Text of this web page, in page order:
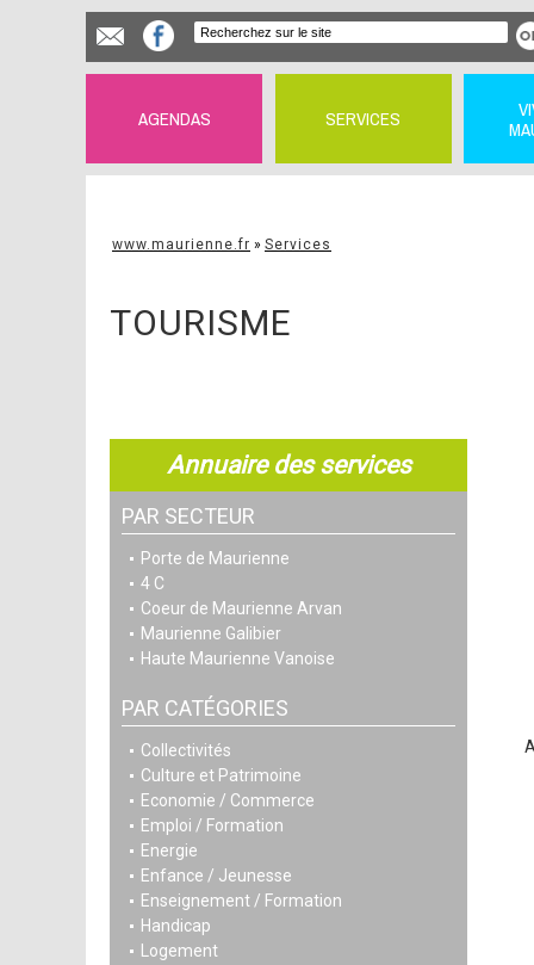
AGENDAS SERVICES
www.maurienne.fr » Services
TOURISME
Annuaire des services
PAR SECTEUR
Porte de Maurienne
4 C
Coeur de Maurienne Arvan
Maurienne Galibier
Haute Maurienne Vanoise
PAR CATÉGORIES
Collectivités
Culture et Patrimoine
Economie / Commerce
Emploi / Formation
Energie
Enfance / Jeunesse
Enseignement / Formation
Handicap
Logement